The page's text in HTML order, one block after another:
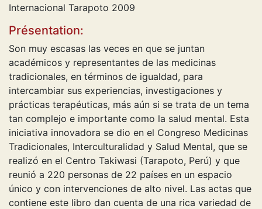
Internacional Tarapoto 2009
Présentation:
Son muy escasas las veces en que se juntan
académicos y representantes de las medicinas
tradicionales, en términos de igualdad, para
intercambiar sus experiencias, investigaciones y
prácticas terapéuticas, más aún si se trata de un tema
tan complejo e importante como la salud mental. Esta
iniciativa innovadora se dio en el Congreso Medicinas
Tradicionales, Interculturalidad y Salud Mental, que se
realizó en el Centro Takiwasi (Tarapoto, Perú) y que
reunió a 220 personas de 22 países en un espacio
único y con intervenciones de alto nivel. Las actas que
contiene este libro dan cuenta de una rica variedad de